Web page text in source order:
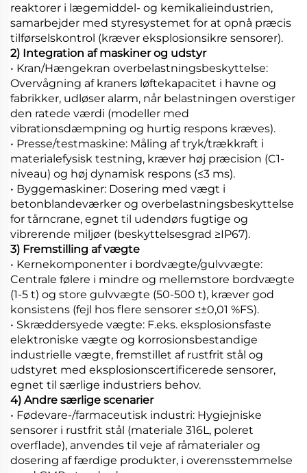
reaktorer i lægemiddel- og kemikalieindustrien,
samarbejder med styresystemet for at opnå præcis
tilførselskontrol (kræver eksplosionsikre sensorer).
2) Integration af maskiner og udstyr
• Kran/Hængekran overbelastningsbeskyttelse:
Overvågning af kraners løftekapacitet i havne og
fabrikker, udløser alarm, når belastningen overstiger
den ratede værdi (modeller med
vibrationsdæmpning og hurtig respons kræves).
• Presse/testmaskine: Måling af tryk/trækkraft i
materialefysisk testning, kræver høj præcision (C1-
niveau) og høj dynamisk respons (≤3 ms).
• Byggemaskiner: Dosering med vægt i
betonblandeværker og overbelastningsbeskyttelse
for tårncrane, egnet til udendørs fugtige og
vibrerende miljøer (beskyttelsesgrad ≥IP67).
3) Fremstilling af vægte
• Kernekomponenter i bordvægte/gulvvægte:
Centrale følere i mindre og mellemstore bordvægte
(1-5 t) og store gulvvægte (50-500 t), kræver god
konsistens (fejl hos flere sensorer ≤±0,01 %FS).
• Skræddersyede vægte: F.eks. eksplosionsfaste
elektroniske vægte og korrosionsbestandige
industrielle vægte, fremstillet af rustfrit stål og
udstyret med eksplosionscertificerede sensorer,
egnet til særlige industriers behov.
4) Andre særlige scenarier
• Fødevare-/farmaceutisk industri: Hygiejniske
sensorer i rustfrit stål (materiale 316L, poleret
overflade), anvendes til veje af råmaterialer og
dosering af færdige produkter, i overensstemmelse